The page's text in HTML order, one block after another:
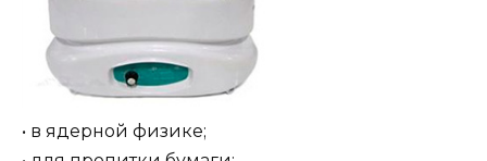
• в ядерной физике;